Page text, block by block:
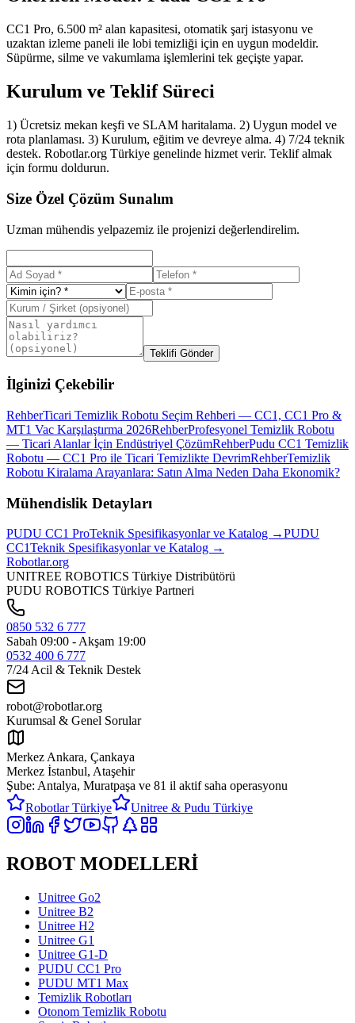
CC1 Pro, 6.500 m² alan kapasitesi, otomatik şarj istasyonu ve
uzaktan izleme paneli ile lobi temizliği için en uygun modeldir.
Süpürme, silme ve vakumlama işlemlerini tek geçişte yapar.
Kurulum ve Teklif Süreci
1) Ücretsiz mekan keşfi ve SLAM haritalama. 2) Uygun model ve
rota planlaması. 3) Kurulum, eğitim ve devreye alma. 4) 7/24 teknik
destek. Robotlar.org Türkiye genelinde hizmet verir. Teklif almak
için formu doldurun.
Size Özel Çözüm Sunalım
Uzman mühendis yelpazemiz ile projenizi değerlendirelim.
Teklifi Gönder
İlginizi Çekebilir
RehberTicari Temizlik Robotu Seçim Rehberi — CC1, CC1 Pro &
MT1 Vac Karşılaştırma 2026RehberProfesyonel Temizlik Robotu
— Ticari Alanlar İçin Endüstriyel ÇözümRehberPudu CC1 Temizlik
Robotu — CC1 Pro ile Ticari Temizlikte DevrimRehberTemizlik
Robotu Kiralama Arayanlara: Satın Alma Neden Daha Ekonomik?
Mühendislik Detayları
PUDU CC1 ProTeknik Spesifikasyonlar ve Katalog →PUDU
CC1Teknik Spesifikasyonlar ve Katalog →
Robotlar.org
UNITREE ROBOTICS Türkiye Distribütörü
PUDU ROBOTICS Türkiye Partneri
0850 532 6 777
Sabah 09:00 - Akşam 19:00
0532 400 6 777
7/24 Acil & Teknik Destek
robot@robotlar.org
Kurumsal & Genel Sorular
Merkez Ankara, Çankaya
Merkez İstanbul, Ataşehir
Şube: Antalya, Muratpaşa ve 81 il aktif saha operasyonu
Robotlar Türkiye
Unitree & Pudu Türkiye
ROBOT MODELLERİ
Unitree Go2
Unitree B2
Unitree H2
Unitree G1
Unitree G1-D
PUDU CC1 Pro
PUDU MT1 Max
Temizlik Robotları
Otonom Temizlik Robotu